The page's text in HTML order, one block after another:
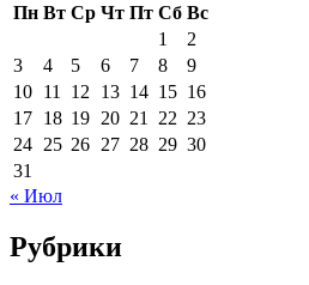
Пн Вт Ср Чт Пт Сб Вс
1
2
3
4 5 6 7 8
9
10 11 12 13 14 15 16
17 18 19 20 21 22 23
24 25 26 27 28 29 30
31
« Июл
Рубрики